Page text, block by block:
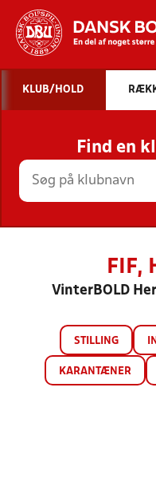
STILLINGER,
KLUB/HOLD
Find en
FIF,
VinterBOLD
STILLING
KARANTÆNER